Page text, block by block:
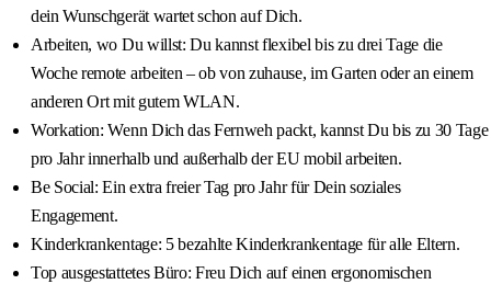
dein Wunschgerät wartet schon auf Dich.
Arbeiten, wo Du willst: Du kannst flexibel bis zu drei Tage die
Woche remote arbeiten – ob von zuhause, im Garten oder an einem
anderen Ort mit gutem WLAN.
Workation: Wenn Dich das Fernweh packt, kannst Du bis zu 30 Tage
pro Jahr innerhalb und außerhalb der EU mobil arbeiten.
Be Social: Ein extra freier Tag pro Jahr für Dein soziales
Engagement.
Kinderkrankentage: 5 bezahlte Kinderkrankentage für alle Eltern.
Top ausgestattetes Büro: Freu Dich auf einen ergonomischen